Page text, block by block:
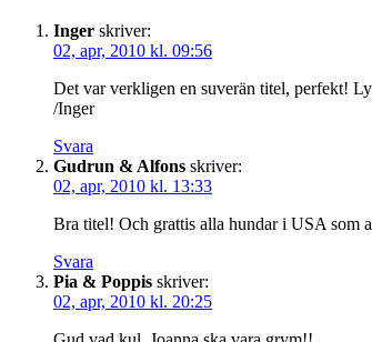
Inger skriver:
02, apr, 2010 kl. 09:56
Det var verkligen en suverän titel, perfekt!
/Inger
Svara
Gudrun & Alfons skriver:
02, apr, 2010 kl. 13:33
Bra titel! Och grattis alla hundar i USA som
Svara
Pia & Poppis skriver:
02, apr, 2010 kl. 20:25